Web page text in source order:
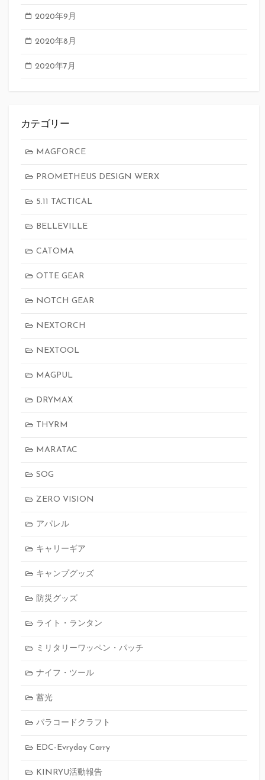
2020年9月
2020年8月
2020年7月
カテゴリー
MAGFORCE
PROMETHEUS DESIGN WERX
5.11 TACTICAL
BELLEVILLE
CATOMA
OTTE GEAR
NOTCH GEAR
NEXTORCH
NEXTOOL
MAGPUL
DRYMAX
THYRM
MARATAC
SOG
ZERO VISION
アパレル
キャリーギア
キャンプグッズ
防災グッズ
ライト・ランタン
ミリタリーワッペン・パッチ
ナイフ・ツール
蓄光
パラコードクラフト
EDC-Evryday Carry
KINRYU活動報告